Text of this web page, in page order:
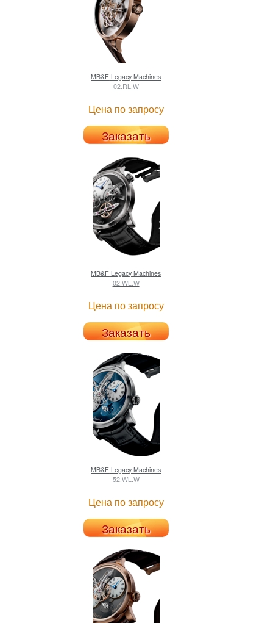
MB&F Legacy Machines
02.RL.W
Цена по запросу
Заказать
MB&F Legacy Machines
02.WL.W
Цена по запросу
Заказать
MB&F Legacy Machines
52.WL.W
Цена по запросу
Заказать